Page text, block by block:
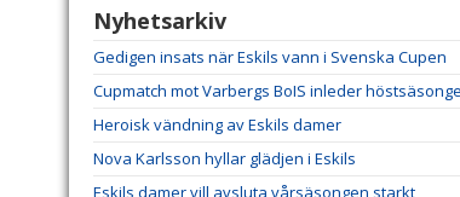
Nyhetsarkiv
Gedigen insats när Eskils vann i Svenska Cupen
Cupmatch mot Varbergs BoIS inleder
Heroisk vändning av Eskils damer
Nova Karlsson hyllar glädjen i Eskils
Eskils damer vill avsluta vårsäsongen starkt